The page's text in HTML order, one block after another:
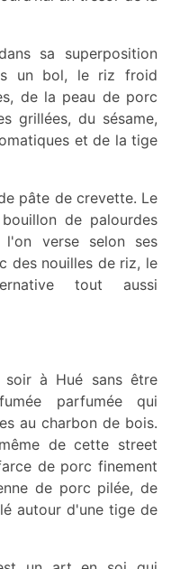
sa superposition
un bol, le riz froid
de la peau de porc
grillées, du sésame,
et de la tige
pâte de crevette. Le
de palourdes
verse selon ses
des nouilles de riz, le
tout aussi
soir à Hué sans être
parfumée qui
au charbon de bois.
de cette street
de porc finement
de porc pilée, de
autour d'une tige de